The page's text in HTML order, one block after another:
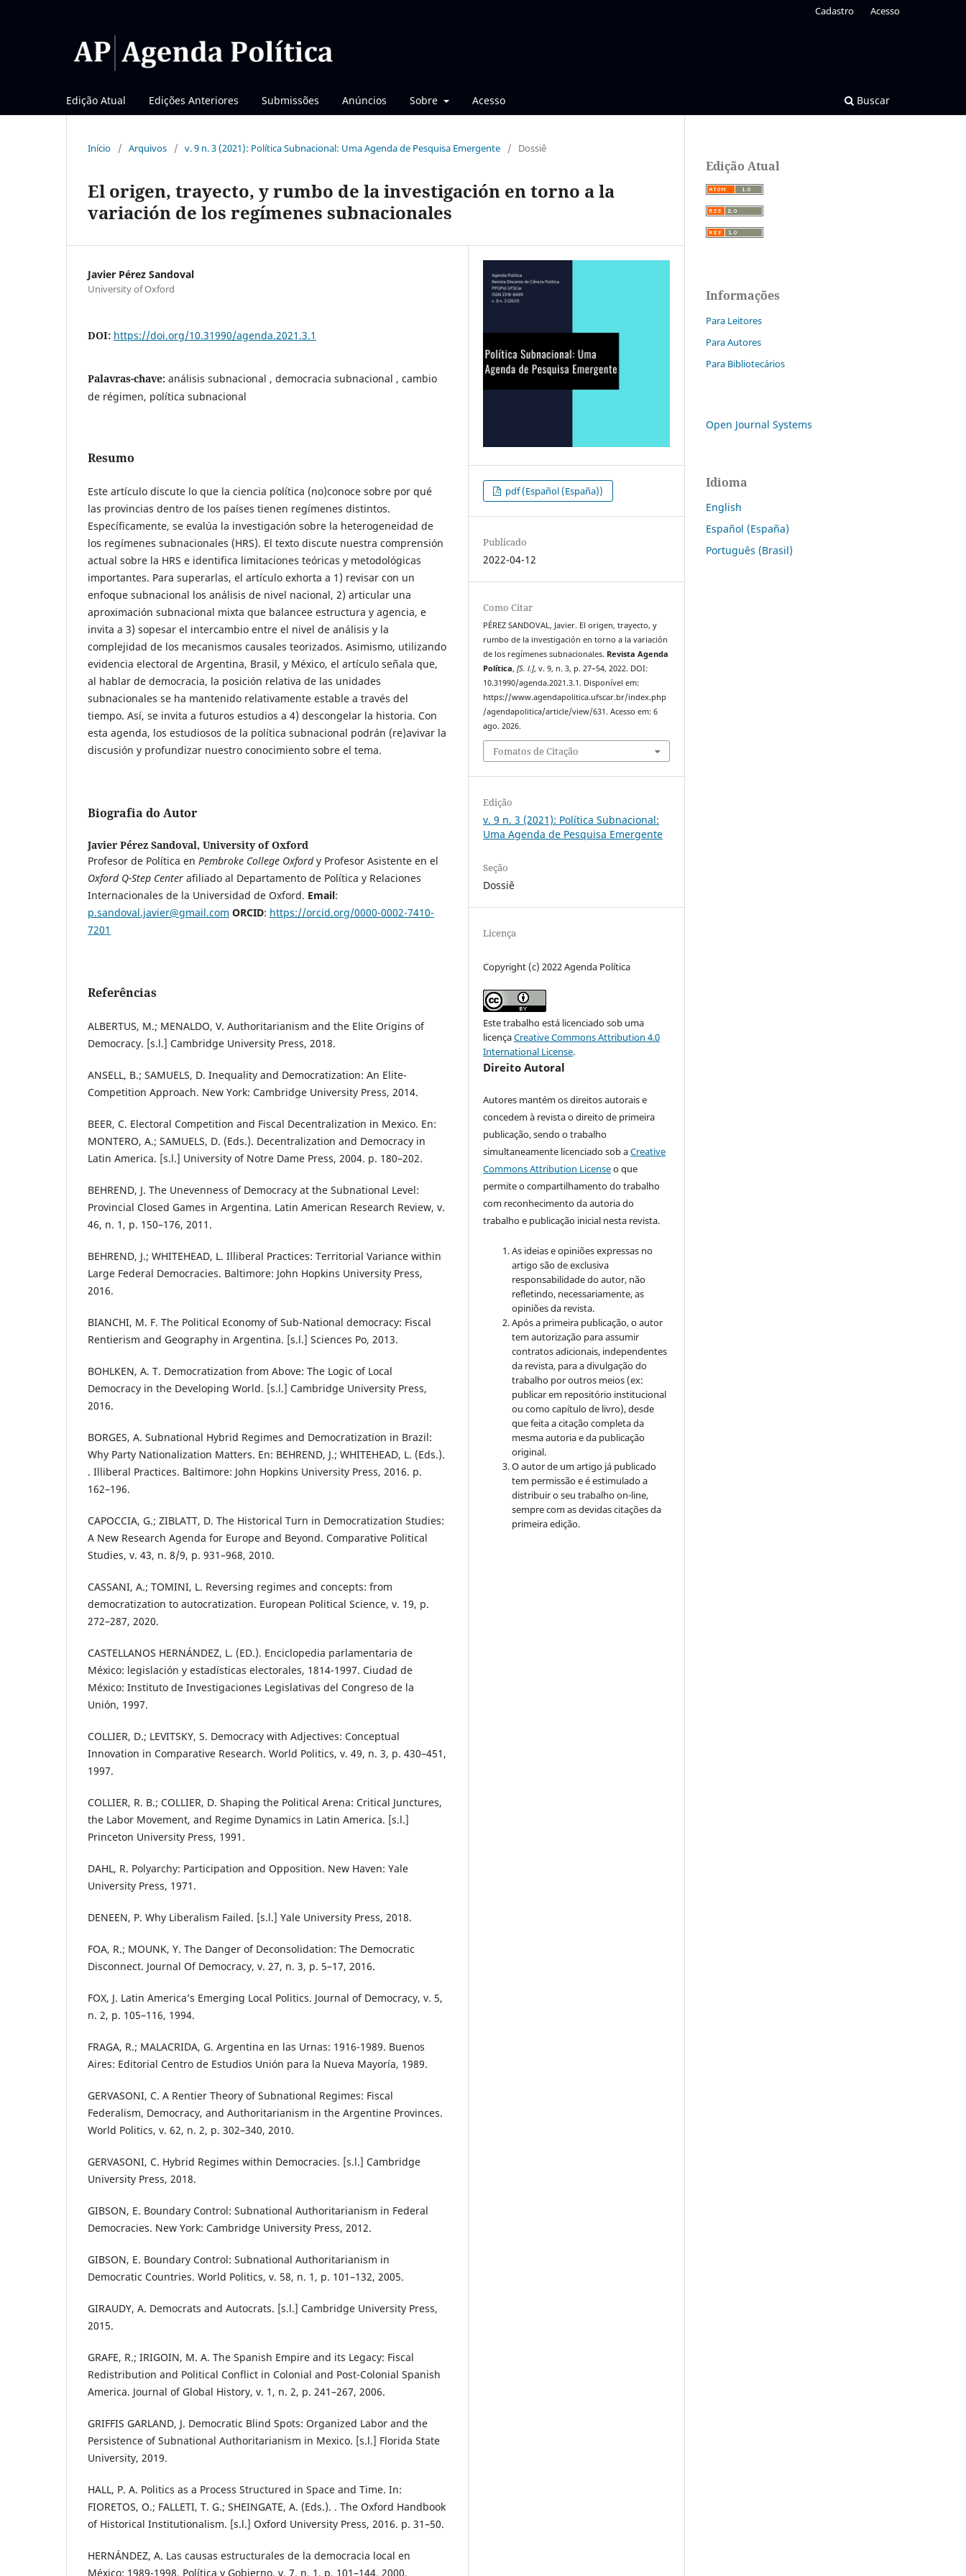
Edição Atual Edições Anteriores Submissões Anúncios Sobre Acesso Buscar
Cadastro Acesso
Início / Arquivos / v. 9 n. 3 (2021): Política Subnacional: Uma Agenda de Pesquisa Emergente / Dossiê
El origen, trayecto, y rumbo de la investigación en torno a la
variación de los regímenes subnacionales
Javier Pérez Sandoval
University of Oxford
DOI: https://doi.org/10.31990/agenda.2021.3.1
Palavras-chave: análisis subnacional , democracia subnacional , cambio
de régimen, política subnacional
Resumo
Este artículo discute lo que la ciencia política (no)conoce sobre por qué
las provincias dentro de los países tienen regímenes distintos.
Específicamente, se evalúa la investigación sobre la heterogeneidad de
los regímenes subnacionales (HRS). El texto discute nuestra comprensión
actual sobre la HRS e identifica limitaciones teóricas y metodológicas
importantes. Para superarlas, el artículo exhorta a 1) revisar con un
enfoque subnacional los análisis de nivel nacional, 2) articular una
aproximación subnacional mixta que balancee estructura y agencia, e
invita a 3) sopesar el intercambio entre el nivel de análisis y la
complejidad de los mecanismos causales teorizados. Asimismo, utilizando
evidencia electoral de Argentina, Brasil, y México, el artículo señala que,
al hablar de democracia, la posición relativa de las unidades
subnacionales se ha mantenido relativamente estable a través del
tiempo. Así, se invita a futuros estudios a 4) descongelar la historia. Con
esta agenda, los estudiosos de la política subnacional podrán (re)avivar la
discusión y profundizar nuestro conocimiento sobre el tema.
Biografia do Autor
Javier Pérez Sandoval, University of Oxford
Profesor de Política en Pembroke College Oxfordy Profesor Asistente en el
Oxford Q-Step Center afiliado al Departamento de Política y Relaciones
Internacionales de la Universidad de Oxford. Email:
p.sandoval.javier@gmail.com ORCID: https://orcid.org/0000-0002-7410-
7201
Referências
ALBERTUS, M.; MENALDO, V. Authoritarianism and the Elite Origins of
Democracy. [s.l.] Cambridge University Press, 2018.
ANSELL, B.; SAMUELS, D. Inequality and Democratization: An Elite-
Competition Approach. New York: Cambridge University Press, 2014.
BEER, C. Electoral Competition and Fiscal Decentralization in Mexico. En:
MONTERO, A.; SAMUELS, D. (Eds.). Decentralization and Democracy in
Latin America. [s.l.] University of Notre Dame Press, 2004. p. 180–202.
BEHREND, J. The Unevenness of Democracy at the Subnational Level:
Provincial Closed Games in Argentina. Latin American Research Review, v.
46, n. 1, p. 150–176, 2011.
BEHREND, J.; WHITEHEAD, L. Illiberal Practices: Territorial Variance within
Large Federal Democracies. Baltimore: John Hopkins University Press,
2016.
BIANCHI, M. F. The Political Economy of Sub-National democracy: Fiscal
Rentierism and Geography in Argentina. [s.l.] Sciences Po, 2013.
BOHLKEN, A. T. Democratization from Above: The Logic of Local
Democracy in the Developing World. [s.l.] Cambridge University Press,
2016.
BORGES, A. Subnational Hybrid Regimes and Democratization in Brazil:
Why Party Nationalization Matters. En: BEHREND, J.; WHITEHEAD, L. (Eds.).
. Illiberal Practices. Baltimore: John Hopkins University Press, 2016. p.
162–196.
CAPOCCIA, G.; ZIBLATT, D. The Historical Turn in Democratization Studies:
A New Research Agenda for Europe and Beyond. Comparative Political
Studies, v. 43, n. 8/9, p. 931–968, 2010.
CASSANI, A.; TOMINI, L. Reversing regimes and concepts: from
democratization to autocratization. European Political Science, v. 19, p.
272–287, 2020.
CASTELLANOS HERNÁNDEZ, L. (ED.). Enciclopedia parlamentaria de
México: legislación y estadísticas electorales, 1814-1997. Ciudad de
México: Instituto de Investigaciones Legislativas del Congreso de la
Unión, 1997.
COLLIER, D.; LEVITSKY, S. Democracy with Adjectives: Conceptual
Innovation in Comparative Research. World Politics, v. 49, n. 3, p. 430–451,
1997.
COLLIER, R. B.; COLLIER, D. Shaping the Political Arena: Critical Junctures,
the Labor Movement, and Regime Dynamics in Latin America. [s.l.]
Princeton University Press, 1991.
DAHL, R. Polyarchy: Participation and Opposition. New Haven: Yale
University Press, 1971.
DENEEN, P. Why Liberalism Failed. [s.l.] Yale University Press, 2018.
FOA, R.; MOUNK, Y. The Danger of Deconsolidation: The Democratic
Disconnect. Journal Of Democracy, v. 27, n. 3, p. 5–17, 2016.
FOX, J. Latin America’s Emerging Local Politics. Journal of Democracy, v. 5,
n. 2, p. 105–116, 1994.
FRAGA, R.; MALACRIDA, G. Argentina en las Urnas: 1916-1989. Buenos
Aires: Editorial Centro de Estudios Unión para la Nueva Mayoría, 1989.
GERVASONI, C. A Rentier Theory of Subnational Regimes: Fiscal
Federalism, Democracy, and Authoritarianism in the Argentine Provinces.
World Politics, v. 62, n. 2, p. 302–340, 2010.
GERVASONI, C. Hybrid Regimes within Democracies. [s.l.] Cambridge
University Press, 2018.
GIBSON, E. Boundary Control: Subnational Authoritarianism in Federal
Democracies. New York: Cambridge University Press, 2012.
GIBSON, E. Boundary Control: Subnational Authoritarianism in
Democratic Countries. World Politics, v. 58, n. 1, p. 101–132, 2005.
GIRAUDY, A. Democrats and Autocrats. [s.l.] Cambridge University Press,
2015.
GRAFE, R.; IRIGOIN, M. A. The Spanish Empire and its Legacy: Fiscal
Redistribution and Political Conflict in Colonial and Post-Colonial Spanish
America. Journal of Global History, v. 1, n. 2, p. 241–267, 2006.
GRIFFIS GARLAND, J. Democratic Blind Spots: Organized Labor and the
Persistence of Subnational Authoritarianism in Mexico. [s.l.] Florida State
University, 2019.
HALL, P. A. Politics as a Process Structured in Space and Time. In:
FIORETOS, O.; FALLETI, T. G.; SHEINGATE, A. (Eds.). . The Oxford Handbook
of Historical Institutionalism. [s.l.] Oxford University Press, 2016. p. 31–50.
HERNÁNDEZ, A. Las causas estructurales de la democracia local en
México: 1989-1998. Política y Gobierno, v. 7, n. 1, p. 101–144, 2000.
pdf (Español (España))
Publicado
2022-04-12
Como Citar
PÉREZ SANDOVAL, Javier. El origen, trayecto, y
rumbo de la investigación en torno a la variación
de los regímenes subnacionales. Revista Agenda
Política,[S. l.], v. 9, n. 3, p. 27–54, 2022. DOI:
10.31990/agenda.2021.3.1. Disponível em:
https://www.agendapolitica.ufscar.br/index.php
/agendapolitica/article/view/631. Acesso em: 6
ago. 2026.
Fomatos de Citação
Edição
v. 9 n. 3 (2021): Política Subnacional:
Uma Agenda de Pesquisa Emergente
Seção
Dossiê
Licença
Copyright (c) 2022 Agenda Política
Este trabalho está licenciado sob uma
licençaCreative Commons Attribution 4.0
International License.
Direito Autoral
Autores mantém os direitos autorais e
concedem à revista o direito de primeira
publicação, sendo o trabalho
simultaneamente licenciado sob aCreative
Commons Attribution Licenseo que
permite o compartilhamento do trabalho
com reconhecimento da autoria do
trabalho e publicação inicial nesta revista.
As ideias e opiniões expressas no
artigo são de exclusiva
responsabilidade do autor, não
refletindo, necessariamente, as
opiniões da revista.
Após a primeira publicação, o autor
tem autorização para assumir
contratos adicionais, independentes
da revista, para a divulgação do
trabalho por outros meios (ex:
publicar em repositório institucional
ou como capítulo de livro), desde
que feita a citação completa da
mesma autoria e da publicação
original.
O autor de um artigo já publicado
tem permissão e é estimulado a
distribuir o seu trabalho on-line,
sempre com as devidas citações da
primeira edição.
Edição Atual
Informações
Para Leitores
Para Autores
Para Bibliotecários
Open Journal Systems
Idioma
English
Español (España)
Português (Brasil)